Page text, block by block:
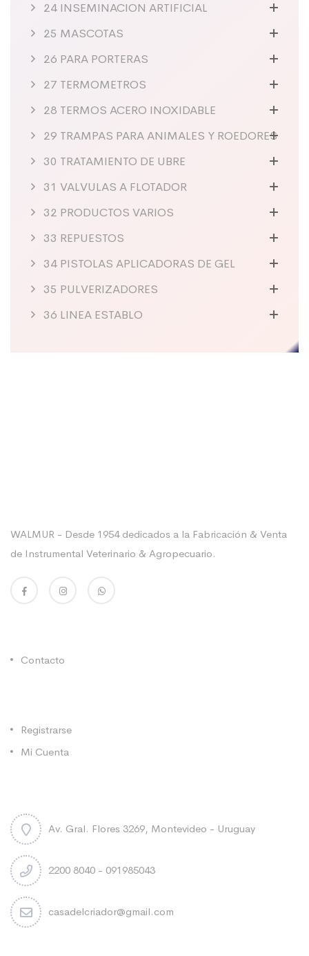
24 INSEMINACION ARTIFICIAL
25 MASCOTAS
26 PARA PORTERAS
27 TERMOMETROS
28 TERMOS ACERO INOXIDABLE
29 TRAMPAS PARA ANIMALES Y ROEDORES
30 TRATAMIENTO DE UBRE
31 VALVULAS A FLOTADOR
32 PRODUCTOS VARIOS
33 REPUESTOS
34 PISTOLAS APLICADORAS DE GEL
35 PULVERIZADORES
36 LINEA ESTABLO
WALMUR - Desde 1954 dedicados a la Fabricación & Venta
de Instrumental Veterinario & Agropecuario.
Contacto
Registrarse
Mi Cuenta
Av. Gral. Flores 3269, Montevideo - Uruguay
2200 8040 - 091985043
casadelcriador@gmail.com